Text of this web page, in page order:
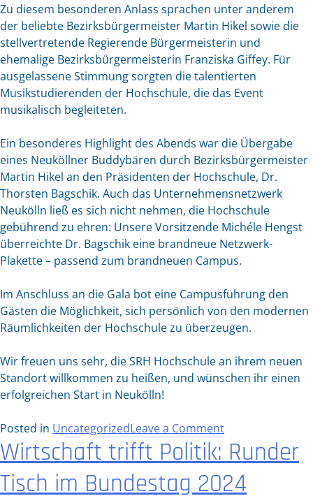
Zu diesem besonderen Anlass sprachen unter anderem
der beliebte Bezirksbürgermeister Martin Hikel sowie die
stellvertretende Regierende Bürgermeisterin und
ehemalige Bezirksbürgermeisterin Franziska Giffey. Für
ausgelassene Stimmung sorgten die talentierten
Musikstudierenden der Hochschule, die das Event
musikalisch begleiteten.
Ein besonderes Highlight des Abends war die Übergabe
eines Neuköllner Buddybären durch Bezirksbürgermeister
Martin Hikel an den Präsidenten der Hochschule, Dr.
Thorsten Bagschik. Auch das Unternehmensnetzwerk
Neukölln ließ es sich nicht nehmen, die Hochschule
gebührend zu ehren: Unsere Vorsitzende Michéle Hengst
überreichte Dr. Bagschik eine brandneue Netzwerk-
Plakette – passend zum brandneuen Campus.
Im Anschluss an die Gala bot eine Campusführung den
Gästen die Möglichkeit, sich persönlich von den modernen
Räumlichkeiten der Hochschule zu überzeugen.
Wir freuen uns sehr, die SRH Hochschule an ihrem neuen
Standort willkommen zu heißen, und wünschen ihr einen
erfolgreichen Start in Neukölln!
Posted in UncategorizedLeave a Commenton
Gala
an
der
Sonnenallee:
Wirtschaft trifft Politik: Runder
Tisch im Bundestag 2024